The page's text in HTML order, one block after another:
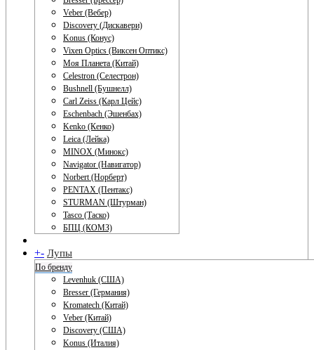
Veber (Вебер)
Discovery (Дискавери)
Konus (Конус)
Vixen Optics (Виксен Оптикс)
Моя Планета (Китай)
Celestron (Селестрон)
Bushnell (Бушнелл)
Carl Zeiss (Карл Цейс)
Eschenbach (Эшенбах)
Kenko (Кенко)
Leica (Лейка)
MINOX (Минокс)
Navigator (Навигатор)
Norbert (Норберт)
PENTAX (Пентакс)
STURMAN (Штурман)
Tasco (Таско)
БПЦ (КОМЗ)
+- Лупы
По бренду
Levenhuk (США)
Bresser (Германия)
Kromatech (Китай)
Veber (Китай)
Discovery (США)
Konus (Италия)